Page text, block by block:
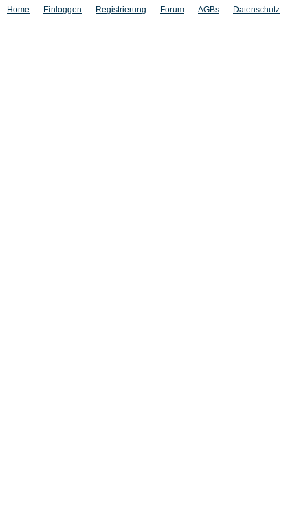
Home
Einloggen Registrierung Forum AGBs Datenschutz